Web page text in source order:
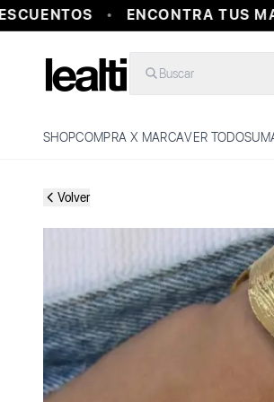
ENCONTRA TUS
Buscar
SHOPCOMPRA X MARCAVER TODO
Volver